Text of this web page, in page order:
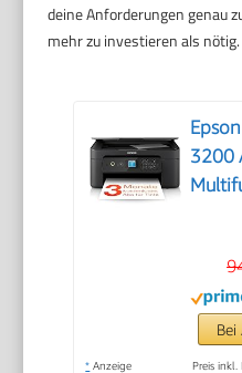
deine Anforderungen genau
mehr zu investieren als nötig.
3200
Bei
* Anzeige Preis inkl.